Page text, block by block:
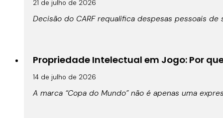
21 de julho de 2026
Decisão do CARF requalifica despesas pessoais
Propriedade Intelectual em Jogo: Por
14 de julho de 2026
A marca “Copa do Mundo” não é apenas uma